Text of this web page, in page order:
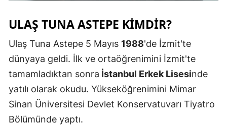
Mardin
Muğla
Muş
ULAŞ TUNA ASTEPE KİMDİR?
Ulaş Tuna Astepe 5 Mayıs 1988'de İzmit'te
dünyaya geldi. İlk ve ortaöğrenimini İzmit'te
tamamladıktan sonra İstanbul Erkek Lisesinde
yatılı olarak okudu. Yükseköğrenimini Mimar
Sinan Üniversitesi Devlet Konservatuvarı Tiyatro
Bölümünde yaptı.